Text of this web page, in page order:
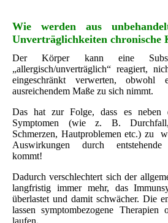
Wie werden aus
Unverträglichkeiten chronische
Der Körper kann eine
„allergisch/unverträglich“ reagiert,
eingeschränkt verwerten,
ausreichendem Maße zu sich nimmt.
Das hat zur Folge, dass es neben
Symptomen (wie z. B.
Schmerzen, Hautproblemen etc.) zu
Auswirkungen durch
kommt!
Dadurch verschlechtert sich der
langfristig immer mehr, das
überlastet und damit schwächer. Die
lassen symptombezogene